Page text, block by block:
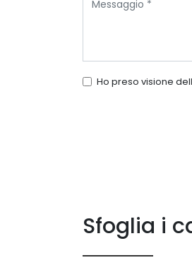
Ho preso visione
Sfoglia i